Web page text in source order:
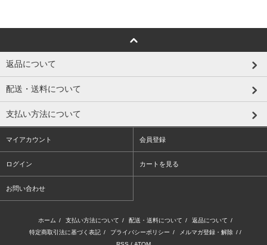
返品について
配送・送料について
支払い方法について
マイアカウント 会員登録
ログイン カートを見る
お問い合わせ
ホーム / 支払い方法について / 配送・送料について / 返品について /
特定商取引法に基づく表記 / プライバシーポリシー / メルマガ登録・解除 / /